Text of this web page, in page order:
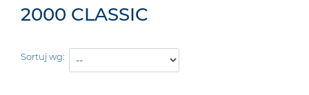
2000 CLASSIC
Sortuj wg: